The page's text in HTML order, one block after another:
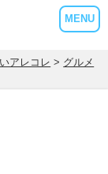
MENU
アレコレ > グルメ